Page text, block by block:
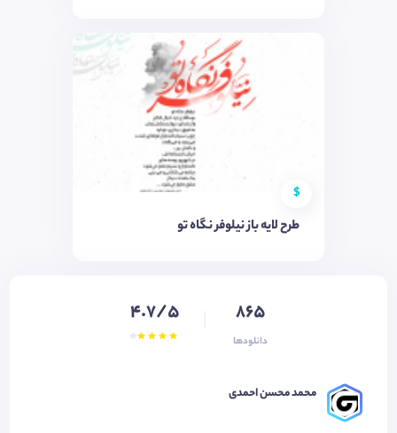
$
طرح لایه باز نیلوفر نگاه تو
865
دانلودها
4.7/5
محمد محسن احمدی